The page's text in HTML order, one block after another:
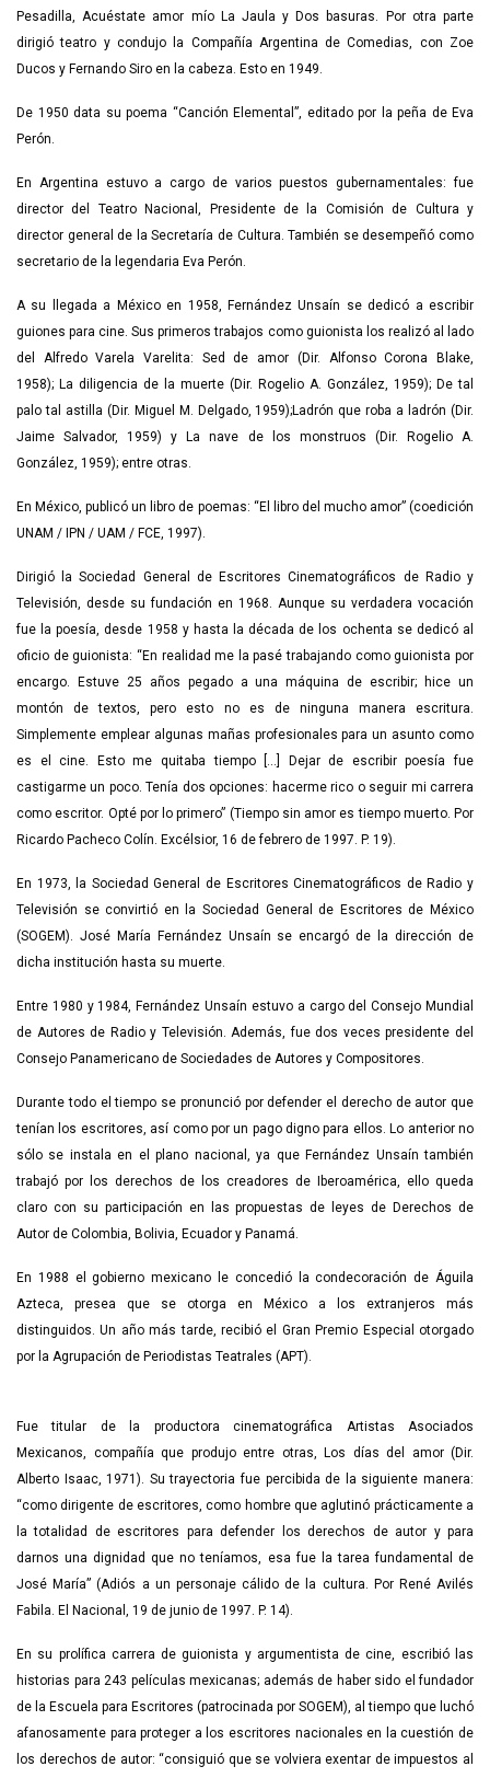
Pesadilla, Acuéstate amor mío La Jaula y Dos basuras. Por otra parte
dirigió teatro y condujo la Compañía Argentina de Comedias, con Zoe
Ducos y Fernando Siro en la cabeza. Esto en 1949.
De 1950 data su poema “Canción Elemental”, editado por la peña de Eva
Perón.
En Argentina estuvo a cargo de varios puestos gubernamentales: fue
director del Teatro Nacional, Presidente de la Comisión de Cultura y
director general de la Secretaría de Cultura. También se desempeñó como
secretario de la legendaria Eva Perón.
A su llegada a México en 1958, Fernández Unsaín se dedicó a escribir
guiones para cine. Sus primeros trabajos como guionista los realizó al lado
del Alfredo Varela Varelita: Sed de amor (Dir. Alfonso Corona Blake,
1958); La diligencia de la muerte (Dir. Rogelio A. González, 1959); De tal
palo tal astilla (Dir. Miguel M. Delgado, 1959);Ladrón que roba a ladrón (Dir.
Jaime Salvador, 1959) y La nave de los monstruos (Dir. Rogelio A.
González, 1959); entre otras.
En México, publicó un libro de poemas: “El libro del mucho amor” (coedición
UNAM / IPN / UAM / FCE, 1997).
Dirigió la Sociedad General de Escritores Cinematográficos de Radio y
Televisión, desde su fundación en 1968. Aunque su verdadera vocación
fue la poesía, desde 1958 y hasta la década de los ochenta se dedicó al
oficio de guionista: “En realidad me la pasé trabajando como guionista por
encargo. Estuve 25 años pegado a una máquina de escribir; hice un
montón de textos, pero esto no es de ninguna manera escritura.
Simplemente emplear algunas mañas profesionales para un asunto como
es el cine. Esto me quitaba tiempo [...] Dejar de escribir poesía fue
castigarme un poco. Tenía dos opciones: hacerme rico o seguir mi carrera
como escritor. Opté por lo primero” (Tiempo sin amor es tiempo muerto. Por
Ricardo Pacheco Colín. Excélsior, 16 de febrero de 1997. P. 19).
En 1973, la Sociedad General de Escritores Cinematográficos de Radio y
Televisión se convirtió en la Sociedad General de Escritores de México
(SOGEM). José María Fernández Unsaín se encargó de la dirección de
dicha institución hasta su muerte.
Entre 1980 y 1984, Fernández Unsaín estuvo a cargo del Consejo Mundial
de Autores de Radio y Televisión. Además, fue dos veces presidente del
Consejo Panamericano de Sociedades de Autores y Compositores.
Durante todo el tiempo se pronunció por defender el derecho de autor que
tenían los escritores, así como por un pago digno para ellos. Lo anterior no
sólo se instala en el plano nacional, ya que Fernández Unsaín también
trabajó por los derechos de los creadores de Iberoamérica, ello queda
claro con su participación en las propuestas de leyes de Derechos de
Autor de Colombia, Bolivia, Ecuador y Panamá.
En 1988 el gobierno mexicano le concedió la condecoración de Águila
Azteca, presea que se otorga en México a los extranjeros más
distinguidos. Un año más tarde, recibió el Gran Premio Especial otorgado
por la Agrupación de Periodistas Teatrales (APT).
Fue titular de la productora cinematográfica Artistas Asociados
Mexicanos, compañía que produjo entre otras, Los días del amor (Dir.
Alberto Isaac, 1971). Su trayectoria fue percibida de la siguiente manera:
“como dirigente de escritores, como hombre que aglutinó prácticamente a
la totalidad de escritores para defender los derechos de autor y para
darnos una dignidad que no teníamos, esa fue la tarea fundamental de
José María” (Adiós a un personaje cálido de la cultura. Por René Avilés
Fabila. El Nacional, 19 de junio de 1997. P. 14).
En su prolífica carrera de guionista y argumentista de cine, escribió las
historias para 243 películas mexicanas; además de haber sido el fundador
de la Escuela para Escritores (patrocinada por SOGEM), al tiempo que luchó
afanosamente para proteger a los escritores nacionales en la cuestión de
los derechos de autor: “consiguió que se volviera exentar de impuestos al